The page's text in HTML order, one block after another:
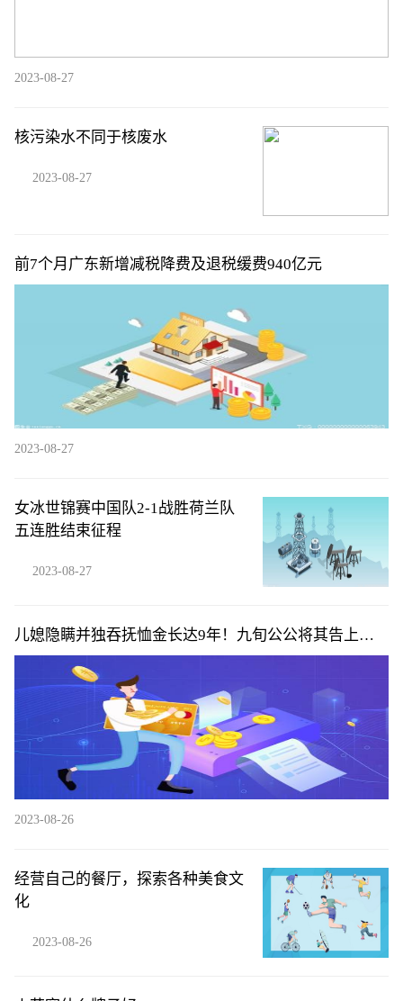
2023-08-27
核污染水不同于核废水
2023-08-27
前7个月广东新增减税降费及退税缓费940亿元
2023-08-27
女冰世锦赛中国队2-1战胜荷兰队
五连胜结束征程
2023-08-27
儿媳隐瞒并独吞抚恤金长达9年！九旬公公将其告上法
庭，法院判了！
2023-08-26
经营自己的餐厅，探索各种美食文
化
2023-08-26